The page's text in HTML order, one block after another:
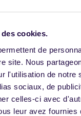
cookies.
de
site. Nous
l'utilisation de notre
sociaux, de
celles-ci avec
leur avez fournies
année cette
de mon OF
que ce sujet est
article , donc😉